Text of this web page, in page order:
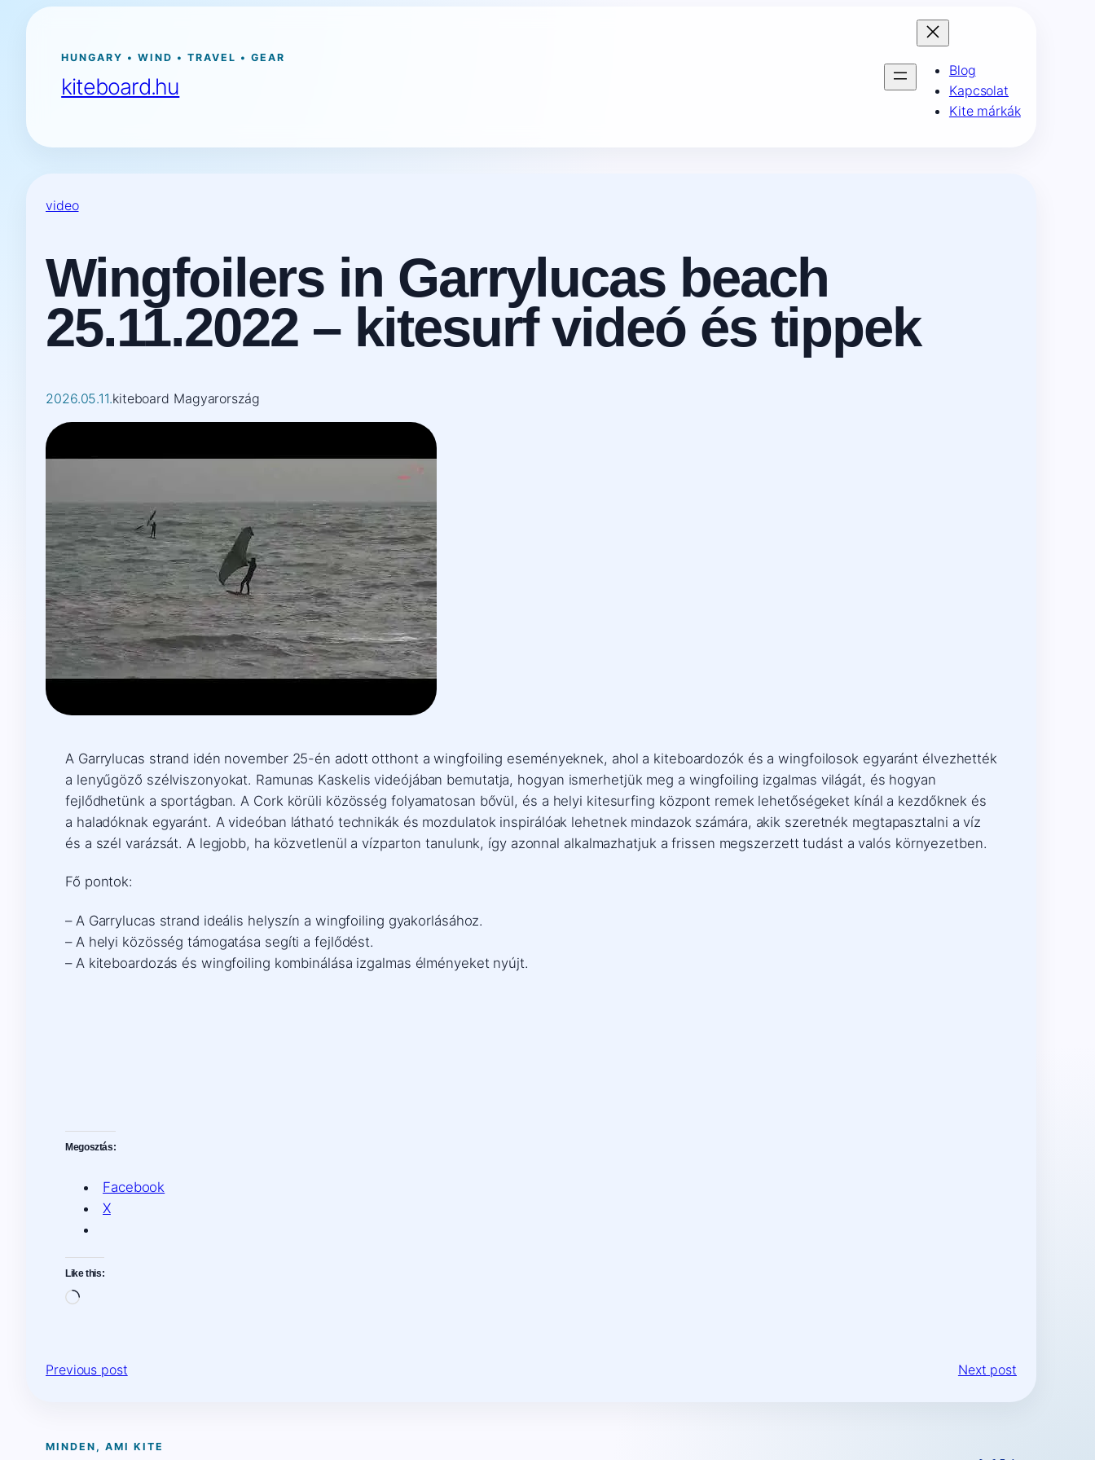
Ugrás
tartalomhozHUNGARY • WIND • TRAVEL • GEAR
kiteboard.hu
Blog
Kapcsolat
Kite márkák
video
Wingfoilers in Garrylucas beach
25.11.2022 – kitesurf videó és tippek
2026.05.11.kiteboard Magyarország
A Garrylucas strand idén november 25-én adott otthont a wingfoiling eseményeknek, ahol a kiteboardozók és a wingfoilosok egyaránt élvezhették
a lenyűgöző szélviszonyokat. Ramunas Kaskelis videójában bemutatja, hogyan ismerhetjük meg a wingfoiling izgalmas világát, és hogyan
fejlődhetünk a sportágban. A Cork körüli közösség folyamatosan bővül, és a helyi kitesurfing központ remek lehetőségeket kínál a kezdőknek és
a haladóknak egyaránt. A videóban látható technikák és mozdulatok inspirálóak lehetnek mindazok számára, akik szeretnék megtapasztalni a víz
és a szél varázsát. A legjobb, ha közvetlenül a vízparton tanulunk, így azonnal alkalmazhatjuk a frissen megszerzett tudást a valós környezetben.
Fő pontok:
– A Garrylucas strand ideális helyszín a wingfoiling gyakorlásához.
– A helyi közösség támogatása segíti a fejlődést.
– A kiteboardozás és wingfoiling kombinálása izgalmas élményeket nyújt.
Megosztás:
Facebook
X
Like this:
Loading…
Previous post Next post
MINDEN, AMI KITE